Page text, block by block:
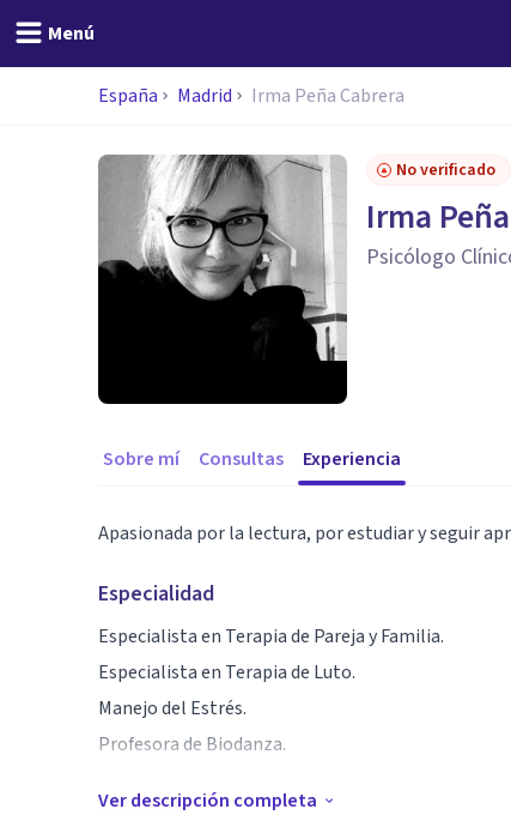
Menú
España Madrid Irma Peña Cabrera
No verificado
Irma
Psicólogo
Sobre mí Consultas Experiencia
Apasionada por la lectura, por estudiar y seguir
Especialidad
Especialista en Terapia de Pareja y Familia.
Especialista en Terapia de Luto.
Manejo del Estrés.
Profesora de Biodanza.
Aptitudes
Ver descripción completa